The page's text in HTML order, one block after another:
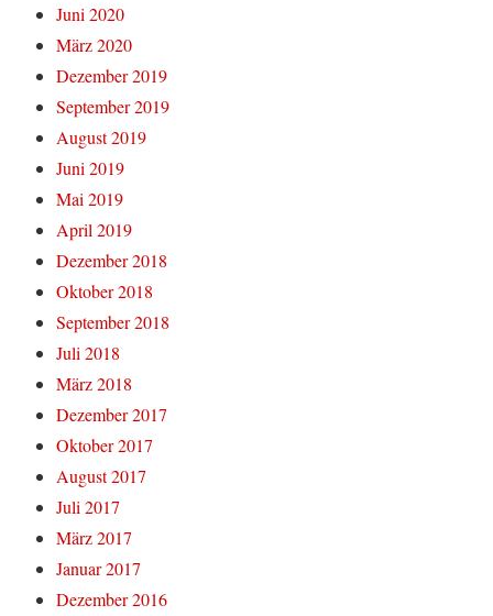
Juni 2020
März 2020
Dezember 2019
September 2019
August 2019
Juni 2019
Mai 2019
April 2019
Dezember 2018
Oktober 2018
September 2018
Juli 2018
März 2018
Dezember 2017
Oktober 2017
August 2017
Juli 2017
März 2017
Januar 2017
Dezember 2016